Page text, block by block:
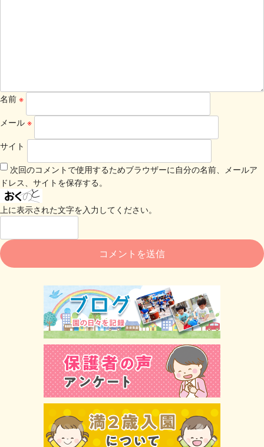
名前 ※
メール ※
サイト
次回のコメントで使用するためブラウザーに自分の名前、メールア
ドレス、サイトを保存する。
上に表示された文字を入力してください。